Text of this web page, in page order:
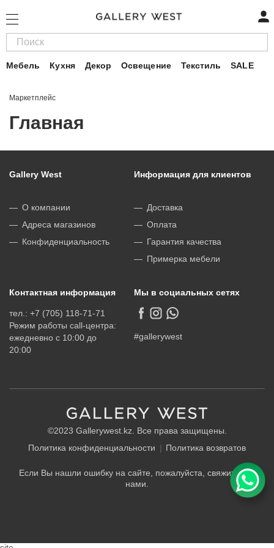
Мебель Кухня Декор Освещение Текстиль SALE
Маркетплейс
Главная
Gallery West
О компании
Адреса магазинов
Конфиденциальность
Информация для клиентов
Доставка
Оплата
Гарантия качества
Примерка мебели
Контактная информация
тел.: +7 (705) 118-71-71
Режим работы call-центра:
ежедневно с 10:00 до
20:00
Мы в социальных сетях
#gallerywest
©2023 Gallerywest.kz. Все права защищены.
Политика конфиденциальности
Политика возвратов
Если Вы нашли ошибку на сайте, пожалуйста, свяжитесь с
нами.